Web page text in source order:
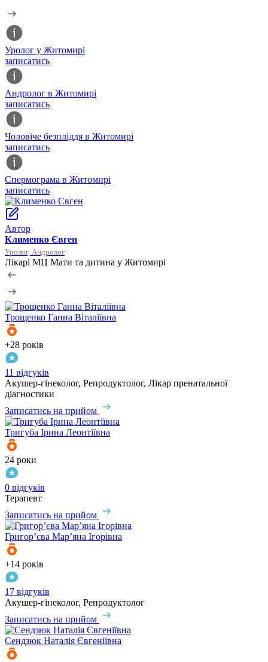
Уролог у Житомирі
записатись
Андролог в Житомирі
записатись
Чоловіче безпліддя в Житомирі
записатись
Спермограма в Житомирі
записатись
Автор
Клименко Євген
Уролог, Андролог
Лікарі МЦ Мати та дитина у Житомирі
Трощенко Ганна Віталіївна
+28 років
11 відгуків
Акушер-гінеколог, Репродуктолог, Лікар пренатальної
діагностики
Записатись на прийом
Тригуба Ірина Леонтіївна
24 роки
0 відгуків
Терапевт
Записатись на прийом
Григор’єва Мар’яна Ігорівна
+14 років
17 відгуків
Акушер-гінеколог, Репродуктолог
Записатись на прийом
Сендзюк Наталія Євгеніївна